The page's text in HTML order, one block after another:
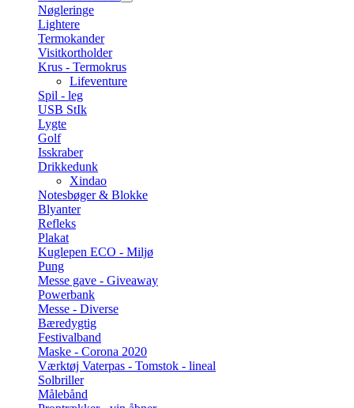
Nøgleringe
Lightere
Termokander
Visitkortholder
Krus - Termokrus
Lifeventure
Spil - leg
USB StIk
Lygte
Golf
Isskraber
Drikkedunk
Xindao
Notesbøger & Blokke
Blyanter
Refleks
Plakat
Kuglepen ECO - Miljø
Pung
Messe gave - Giveaway
Powerbank
Messe - Diverse
Bæredygtig
Festivalband
Maske - Corona 2020
Værktøj Vaterpas - Tomstok - lineal
Solbriller
Målebånd